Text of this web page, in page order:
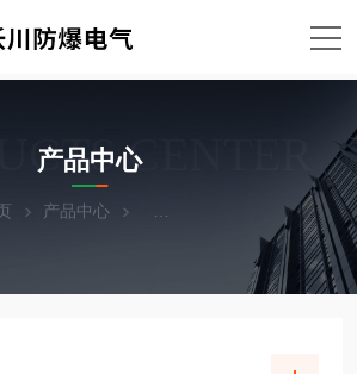
CENTER
产品中心
产品中心 防爆箱外壳（防爆箱体）